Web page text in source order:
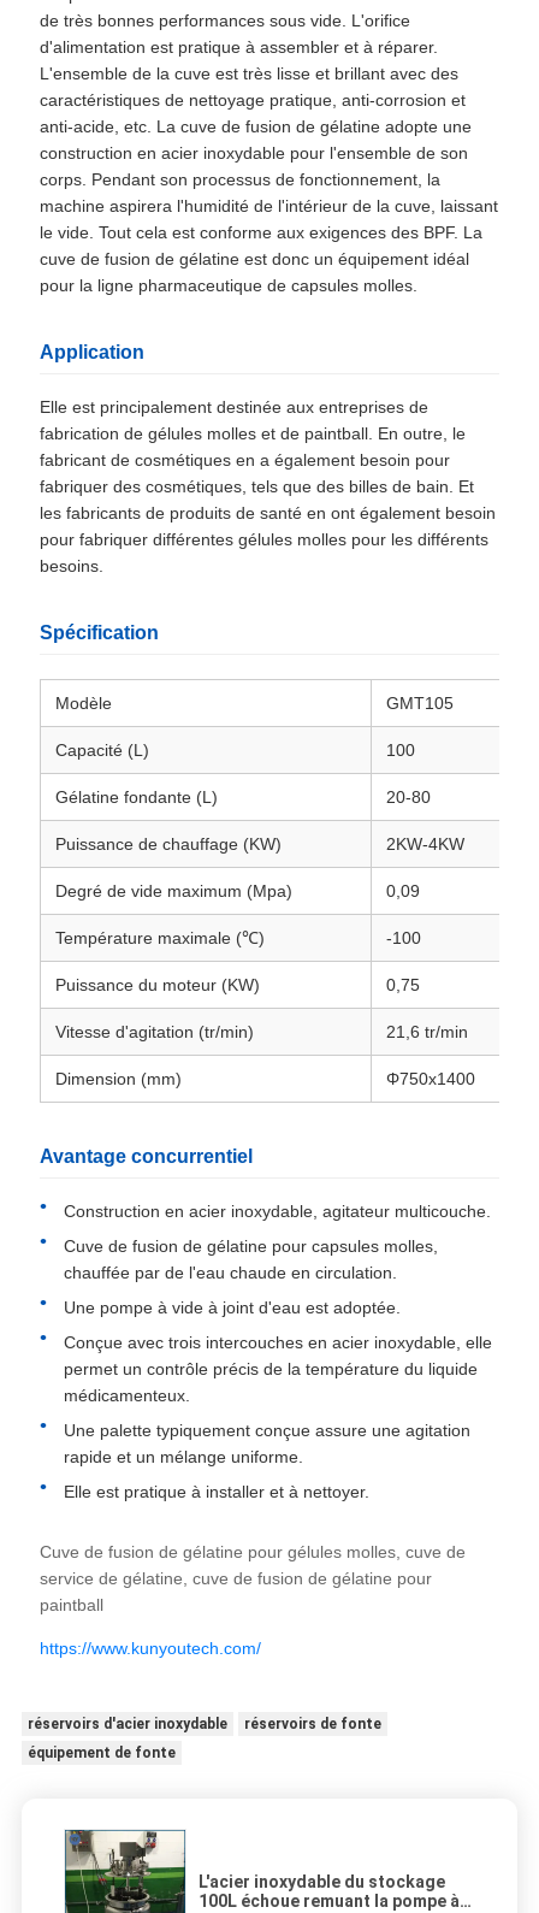
de très bonnes performances sous vide. L'orifice
d'alimentation est pratique à assembler et à réparer.
L'ensemble de la cuve est très lisse et brillant avec des
caractéristiques de nettoyage pratique, anti-corrosion et
anti-acide, etc. La cuve de fusion de gélatine adopte une
construction en acier inoxydable pour l'ensemble de son
corps. Pendant son processus de fonctionnement, la
machine aspirera l'humidité de l'intérieur de la cuve, laissant
le vide. Tout cela est conforme aux exigences des BPF. La
cuve de fusion de gélatine est donc un équipement idéal
pour la ligne pharmaceutique de capsules molles.
Application
Elle est principalement destinée aux entreprises de
fabrication de gélules molles et de paintball. En outre, le
fabricant de cosmétiques en a également besoin pour
fabriquer des cosmétiques, tels que des billes de bain. Et
les fabricants de produits de santé en ont également besoin
pour fabriquer différentes gélules molles pour les différents
besoins.
Spécification
Modèle GMT105
Capacité (L) 100
Gélatine fondante (L) 20-80
Puissance de chauffage (KW) 2KW-4KW
Degré de vide maximum (Mpa) 0,09
Température maximale (℃) -100
Puissance du moteur (KW) 0,75
Vitesse d'agitation (tr/min) 21,6 tr/min
Dimension (mm) Φ750x1400
Avantage concurrentiel
Construction en acier inoxydable, agitateur multicouche.
Cuve de fusion de gélatine pour capsules molles,
chauffée par de l'eau chaude en circulation.
Une pompe à vide à joint d'eau est adoptée.
Conçue avec trois intercouches en acier inoxydable, elle
permet un contrôle précis de la température du liquide
médicamenteux.
Une palette typiquement conçue assure une agitation
rapide et un mélange uniforme.
Elle est pratique à installer et à nettoyer.
Cuve de fusion de gélatine pour gélules molles, cuve de
service de gélatine, cuve de fusion de gélatine pour
paintball
https://www.kunyoutech.com/
réservoirs d'acier inoxydable
réservoirs de fonte
équipement de fonte
L'acier inoxydable du stockage
100L échoue remuant la pompe à